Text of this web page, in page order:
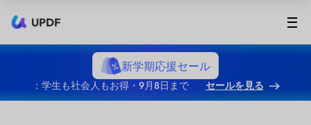
UPDF
新学期応援セール
：学生も社会人もお得・9月8日まで セールを見る